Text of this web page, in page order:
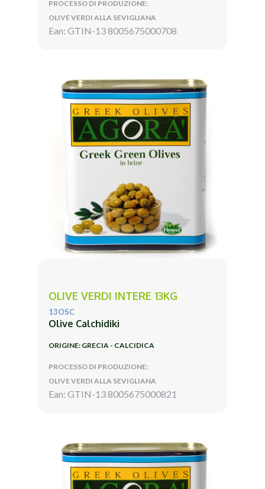
PROCESSO DI PRODUZIONE:
OLIVE VERDI ALLA SEVIGLIANA
Ean: GTIN-13 8005675000708
OLIVE VERDI INTERE 13KG
13OSC
Olive Calchidiki
ORIGINE: GRECIA - CALCIDICA
PROCESSO DI PRODUZIONE:
OLIVE VERDI ALLA SEVIGLIANA
Ean: GTIN-13 8005675000821